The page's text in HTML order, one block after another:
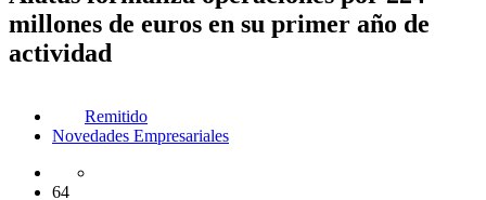
millones de euros en su primer año de
actividad
Remitido
Novedades Empresariales
64